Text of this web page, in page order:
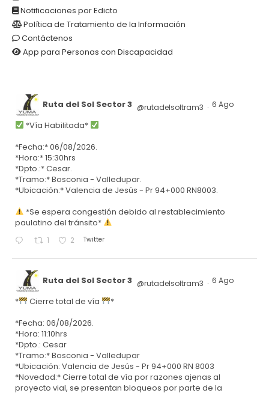
Notificaciones por Edicto
Política de Tratamiento de la Información
Contáctenos
App para Personas con Discapacidad
Ruta del Sol Sector 3 @rutadelsoltram3 · 6 Ago
*Vía Habilitada*
*Fecha:* 06/08/2026.
*Hora:* 15:30hrs
*Dpto.:* Cesar.
*Tramo:* Bosconia - Valledupar.
*Ubicación:* Valencia de Jesús - Pr 94+000 RN8003.
*Se espera congestión debido al restablecimiento
paulatino del tránsito*
1 2 Twitter
Ruta del Sol Sector 3 @rutadelsoltram3 · 6 Ago
* Cierre total de vía
*
*Fecha: 06/08/2026.
*Hora: 11:10hrs
*Dpto.: Cesar
*Tramo:* Bosconia - Valledupar
*Ubicación: Valencia de Jesús - Pr 94+000 RN 8003
*Novedad:* Cierre total de vía por razones ajenas al
proyecto vial, se presentan bloqueos por parte de la